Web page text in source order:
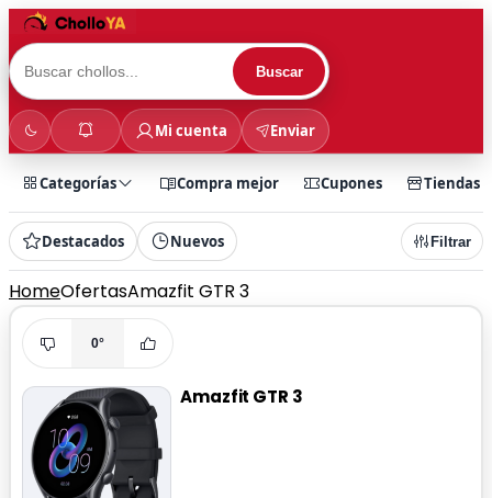
Buscar
Mi cuenta Enviar
Categorías Compra mejor Cupones Tiendas
Destacados Nuevos Filtrar
HomeOfertasAmazfit GTR 3
0°
Amazfit GTR 3